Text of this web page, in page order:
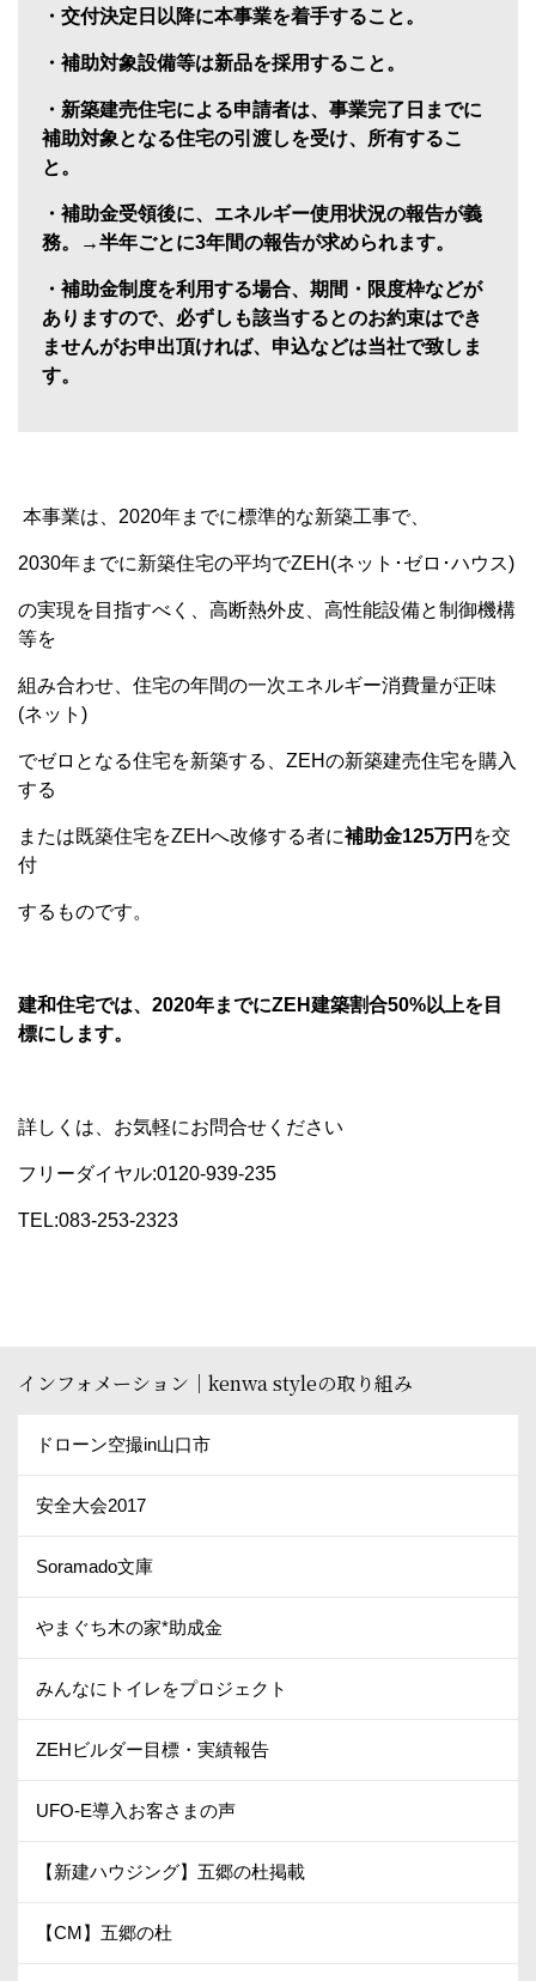
・交付決定日以降に本事業を着手すること。
・補助対象設備等は新品を採用すること。
・新築建売住宅による申請者は、事業完了日までに
補助対象となる住宅の引渡しを受け、所有するこ
と。
・補助金受領後に、エネルギー使用状況の報告が義
務。→半年ごとに3年間の報告が求められます。
・補助金制度を利用する場合、期間・限度枠などが
ありますので、必ずしも該当するとのお約束はでき
ませんがお申出頂ければ、申込などは当社で致しま
す。
本事業は、2020年までに標準的な新築工事で、
2030年までに新築住宅の平均でZEH(ネット･ゼロ･ハウス)
の実現を目指すべく、高断熱外皮、高性能設備と制御機構
等を
組み合わせ、住宅の年間の一次エネルギー消費量が正味
(ネット)
でゼロとなる住宅を新築する、ZEHの新築建売住宅を購入
する
または既築住宅をZEHへ改修する者に補助金125万円 を交
付
するものです。
建和住宅では、2020年までにZEH建築割合50%以上を目
標にします。
詳しくは、お気軽にお問合せください
フリーダイヤル:0120-939-235
TEL:083-253-2323
インフォメーション｜kenwa styleの取り組み
ドローン空撮in山口市
安全大会2017
Soramado文庫
やまぐち木の家*助成金
みんなにトイレをプロジェクト
ZEHビルダー目標・実績報告
UFO-E導入お客さまの声
【新建ハウジング】五郷の杜掲載
【CM】五郷の杜